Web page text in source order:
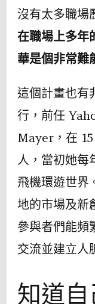
沒有太多職場
在職場上多年
華是個非常難
這個計畫也有
行，前任
Mayer，在
人，當初她每
飛機環遊世界
地的市場及
參與者們能頻
交流並建立人
知道自